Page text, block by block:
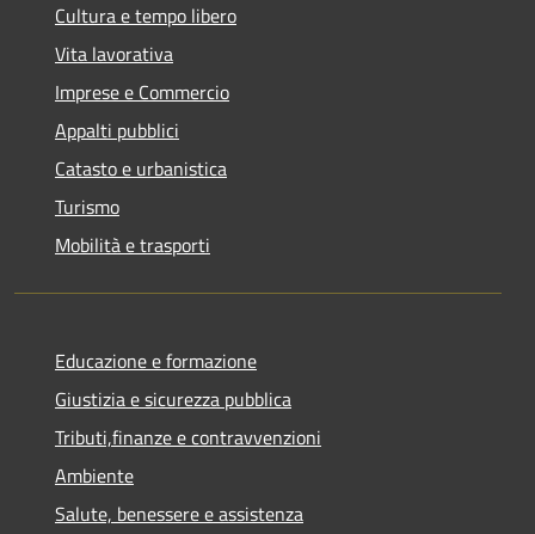
Cultura e tempo libero
Vita lavorativa
Imprese e Commercio
Appalti pubblici
Catasto e urbanistica
Turismo
Mobilità e trasporti
Educazione e formazione
Giustizia e sicurezza pubblica
Tributi,finanze e contravvenzioni
Ambiente
Salute, benessere e assistenza